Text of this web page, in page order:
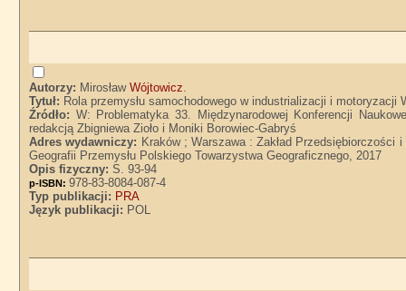
Autorzy: MirosławWójtowicz.
Tytuł: Rola przemysłu samochodowego w industrializacji i motoryzacji
Źródło: W: Problematyka 33. Międzynarodowej Konferencji
redakcją Zbigniewa Zioło i Moniki Borowiec-Gabryś
Adres wydawniczy: Kraków ; Warszawa : Zakład
Geografii Przemysłu Polskiego Towarzystwa Geograficznego, 2017
Opis fizyczny:S. 93-94
p-ISBN:978-83-8084-087-4
Typ publikacji: PRA
Język publikacji: POL